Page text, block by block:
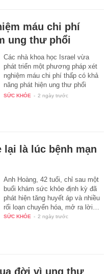
máu chi phí
ung thư phổi
Các nhà khoa học Israel vừa
phát triển một phương pháp xét
nghiệm máu chi phí thấp có khả
năng phát hiện ung thư phổi
với…
SỨC KHỎE - 2 ngày trước
lại là lúc bệnh mạn
Anh Hoàng, 42 tuổi, chỉ sau một
buổi khám sức khỏe định kỳ đã
phát hiện tăng huyết áp và nhiều
rối loạn chuyển hóa, mở ra lời…
SỨC KHỎE - 2 ngày trước
đời vì ung thư